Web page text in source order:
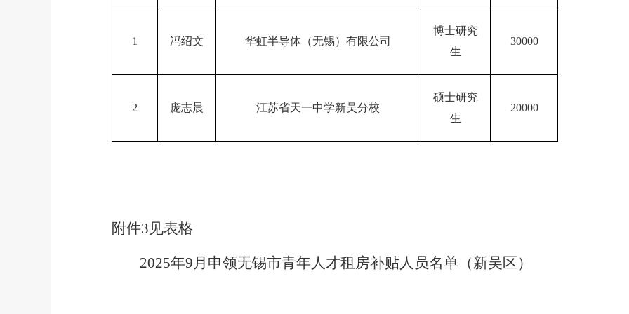
1 冯绍文 华虹半导体（无锡）有限公司
博士研究
生
30000
2 庞志晨 江苏省天一中学新吴分校
硕士研究
生
20000
附件3 见表格
2025年9月申领无锡市青年人才租房补贴人员名单 （新吴区）